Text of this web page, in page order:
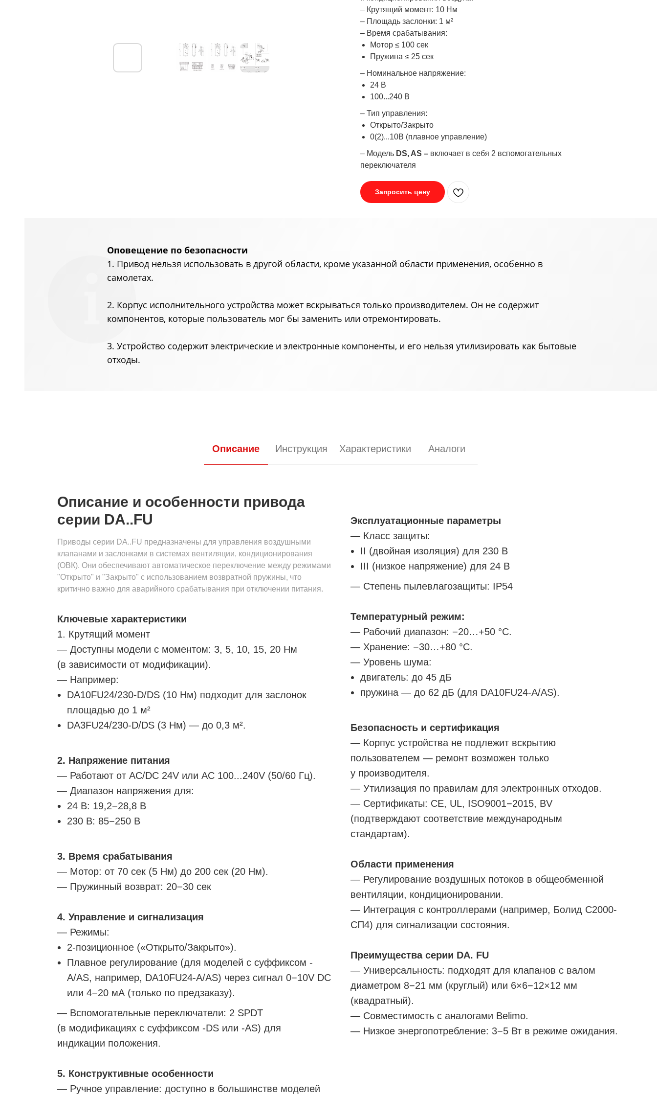
– Крутящий момент: 10 Нм
– Площадь заслонки: 1 м²
– Время срабатывания:
Мотор ≤ 100 сек
Пружина ≤ 25 сек
– Номинальное напряжение:
24 В
100...240 В
– Тип управления:
Открыто/Закрыто
0(2)...10В (плавное управление)
– Модель DS, AS – включает в себя 2 вспомогательных
переключателя
Запросить цену
Оповещение по безопасности
1. Привод нельзя использовать в другой области, кроме указанной области применения, особенно в
самолетах.
2. Корпус исполнительного устройства может вскрываться только производителем. Он не содержит
компонентов, которые пользователь мог бы заменить или отремонтировать.
3. Устройство содержит электрические и электронные компоненты, и его нельзя утилизировать как бытовые
отходы.
Описание Инструкция Характеристики Аналоги
Описание и особенности привода
серии DA..FU
Приводы серии DA..FU предназначены для управления воздушными
клапанами и заслонками в системах вентиляции, кондиционирования
(ОВК). Они обеспечивают автоматическое переключение между режимами
"Открыто" и "Закрыто" с использованием возвратной пружины, что
критично важно для аварийного срабатывания при отключении питания.
Ключевые характеристики
1. Крутящий момент
— Доступны модели с моментом: 3, 5, 10, 15, 20 Нм
(в зависимости от модификации).
— Например:
DA10FU24/230-D/DS (10 Нм) подходит для заслонок
площадью до 1 м²
DA3FU24/230-D/DS (3 Нм) — до 0,3 м².
2. Напряжение питания
— Работают от AC/DC 24V или AC 100...240V (50/60 Гц).
— Диапазон напряжения для:
24 В: 19,2−28,8 В
230 В: 85−250 В
3. Время срабатывания
— Мотор: от 70 сек (5 Нм) до 200 сек (20 Нм).
— Пружинный возврат: 20−30 сек
4. Управление и сигнализация
— Режимы:
2-позиционное («Открыто/Закрыто»).
Плавное регулирование (для моделей с суффиксом -
A/AS, например, DA10FU24-A/AS) через сигнал 0−10V DC
или 4−20 мА (только по предзаказу).
— Вспомогательные переключатели: 2 SPDT
(в модификациях с суффиксом -DS или -AS) для
индикации положения.
5. Конструктивные особенности
— Ручное управление: доступно в большинстве моделей
Эксплуатационные параметры
— Класс защиты:
II (двойная изоляция) для 230 В
III (низкое напряжение) для 24 В
— Степень пылевлагозащиты: IP54
Температурный режим:
— Рабочий диапазон: −20…+50 °C.
— Хранение: −30…+80 °C.
— Уровень шума:
двигатель: до 45 дБ
пружина — до 62 дБ (для DA10FU24-A/AS).
Безопасность и сертификация
— Корпус устройства не подлежит вскрытию
пользователем — ремонт возможен только
у производителя.
— Утилизация по правилам для электронных отходов.
— Сертификаты: CE, UL, ISO9001−2015, BV
(подтверждают соответствие международным
стандартам).
Области применения
— Регулирование воздушных потоков в общеобменной
вентиляции, кондиционировании.
— Интеграция с контроллерами (например, Болид С2000-
СП4) для сигнализации состояния.
Преимущества серии DA. FU
— Универсальность: подходят для клапанов с валом
диаметром 8−21 мм (круглый) или 6×6−12×12 мм
(квадратный).
— Совместимость с аналогами Belimo.
— Низкое энергопотребление: 3−5 Вт в режиме ожидания.